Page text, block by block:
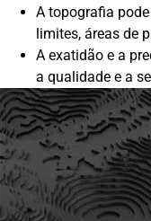
A topografia
limites, áreas de
A exatidão e a
a qualidade e a